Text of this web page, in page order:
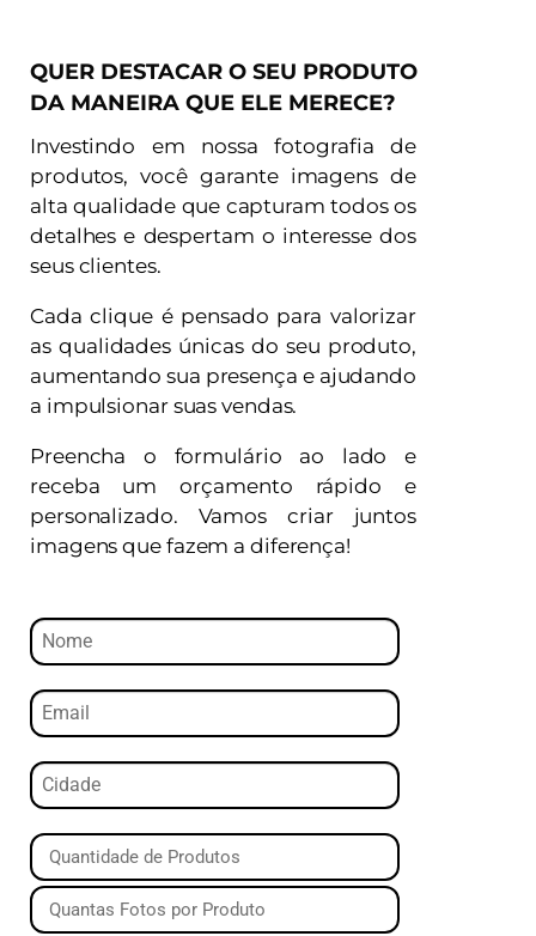
QUER DESTACAR O SEU PRODUTO
DA MANEIRA QUE ELE MERECE?
Investindo em nossa fotografia de
produtos, você garante imagens de
alta qualidade que capturam todos os
detalhes e despertam o interesse dos
seus clientes.
Cada clique é pensado para valorizar
as qualidades únicas do seu produto,
aumentando sua presença e ajudando
a impulsionar suas vendas.
Preencha o formulário ao lado e
receba um orçamento rápido e
personalizado. Vamos criar juntos
imagens que fazem a diferença!